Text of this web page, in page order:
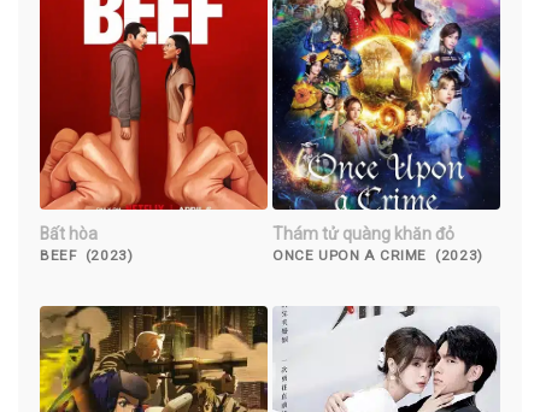
Bất hòa
BEEF (2023)
Thám tử quàng khăn đỏ
ONCE UPON A CRIME (2023)